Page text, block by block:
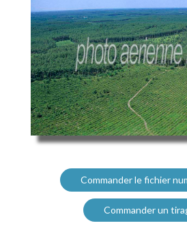
Commander le fichier
Commander un